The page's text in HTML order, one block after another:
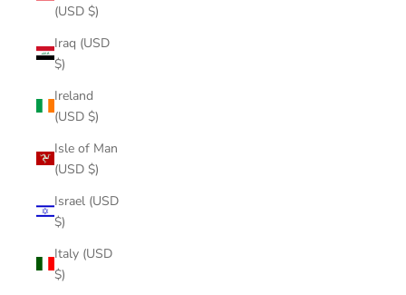
(USD $)
Iraq (USD
$)
Ireland
(USD $)
Isle of Man
(USD $)
Israel (USD
$)
Italy (USD
$)